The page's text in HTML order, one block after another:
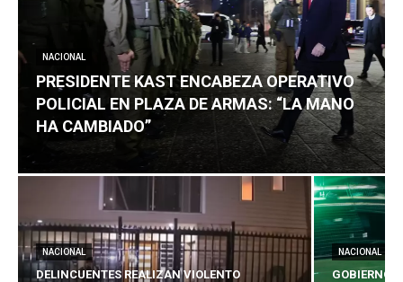
NACIONAL
PRESIDENTE KAST ENCABEZA OPERATIVO
POLICIAL EN PLAZA DE ARMAS: “LA MANO
HA CAMBIADO”
NACIONAL
DELINCUENTES REALIZAN VIOLENTO
NACIONAL
GOBIERNO